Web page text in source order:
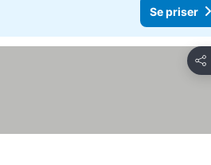
Se priser
Dela